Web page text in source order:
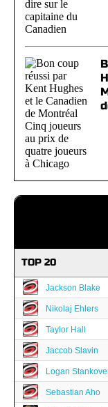
TOP 20
Jackson Blake
Nikolaj Ehlers
Taylor Hall
Jaccob Slavin
Logan
Sebastian Aho